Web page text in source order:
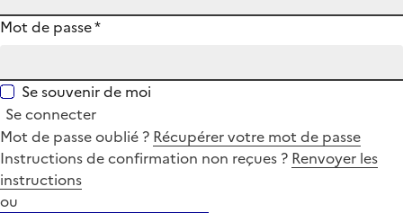
Mot de passe*
Se souvenir de moi
Se connecter
Mot de passe oublié ? Récupérer votre mot de passe
Instructions de confirmation non reçues ? Renvoyer les
instructions
ou